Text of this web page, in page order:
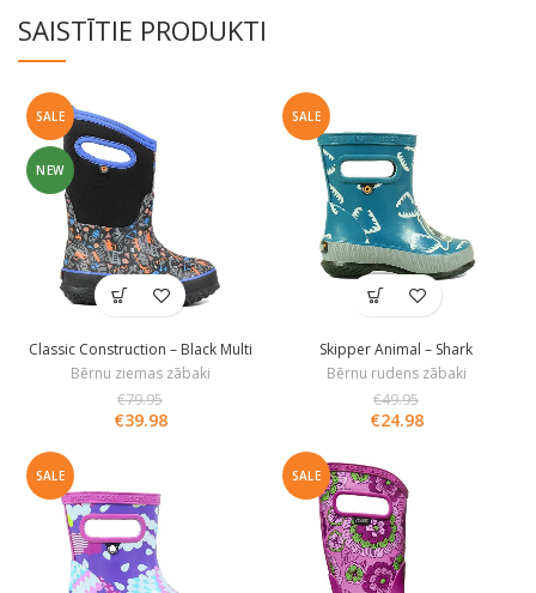
SAISTĪTIE PRODUKTI
SALE
NEW
Classic Construction – Black Multi
Bērnu ziemas zābaki
€79.95
€39.98
SALE
Skipper Animal – Shark
Bērnu rudens zābaki
€49.95
€24.98
SALE SALE